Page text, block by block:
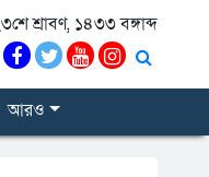
শ্রাবণ, ১৪৩৩ বঙ্গাব্দ
আরও